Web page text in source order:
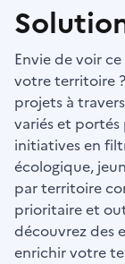
Envie de voir
votre territoire
projets à
variés et portés
initiatives en
écologique,
par territoire
prioritaire et
découvrez des
enrichir votre